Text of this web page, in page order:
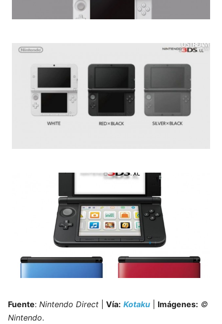
Fuente: Nintendo Direct Vía: Kotaku Imágenes: ©
Nintendo.